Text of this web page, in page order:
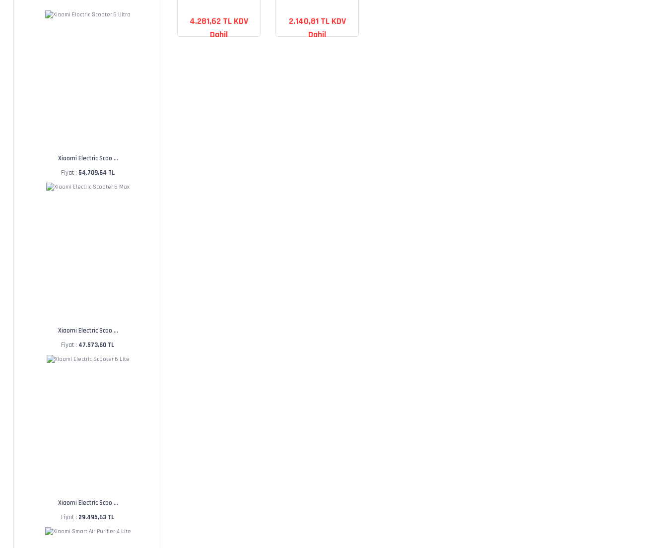
Xiaomi Electric Scoo ...
Fiyat : 54.709,64 TL
Xiaomi Electric Scoo ...
Fiyat : 47.573,60 TL
Xiaomi Electric Scoo ...
Fiyat : 29.495,63 TL
4.281,62 TL KDV
Dahil
2.140,81 TL KDV
Dahil